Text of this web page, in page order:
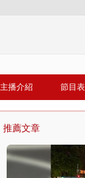
主播介紹 節目表
推薦文章